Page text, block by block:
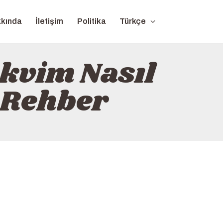
İletişim Politika Türkçe
Nasıl